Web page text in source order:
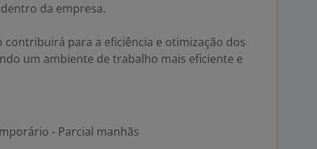
da empresa.
contribuirá para a eficiência e otimização dos
um ambiente de trabalho mais eficiente e
- Parcial manhãs